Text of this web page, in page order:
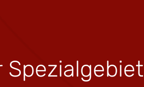
Spezialgebiet